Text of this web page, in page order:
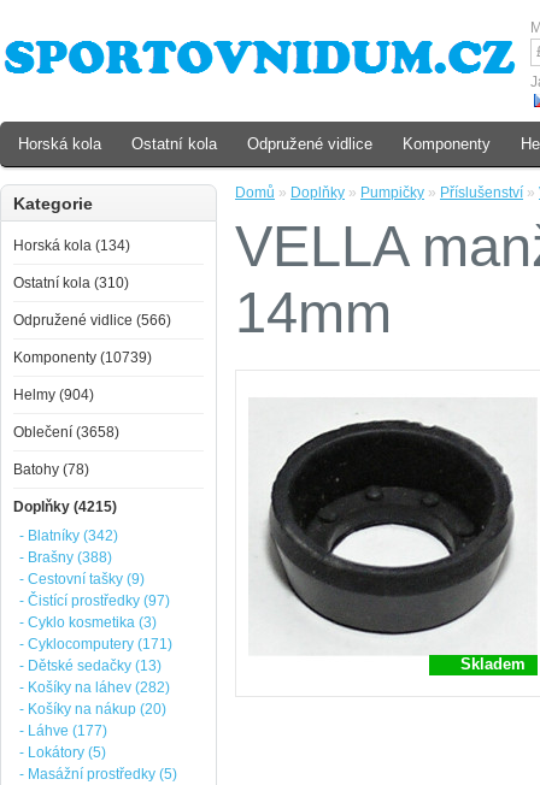
Domů » Doplňky » Pumpičky » Příslušenství »
VELLA
14mm
Skladem
Kategorie
Horská kola (134)
Ostatní kola (310)
Odpružené vidlice (566)
Komponenty (10739)
Helmy (904)
Oblečení (3658)
Batohy (78)
Doplňky (4215)
- Blatníky (342)
- Brašny (388)
- Cestovní tašky (9)
- Čistící prostředky (97)
- Cyklo kosmetika (3)
- Cyklocomputery (171)
- Dětské sedačky (13)
- Košíky na láhev (282)
- Košíky na nákup (20)
- Láhve (177)
- Lokátory (5)
- Masážní prostředky (5)
Horská kola Ostatní kola Odpružené vidlice Komponenty